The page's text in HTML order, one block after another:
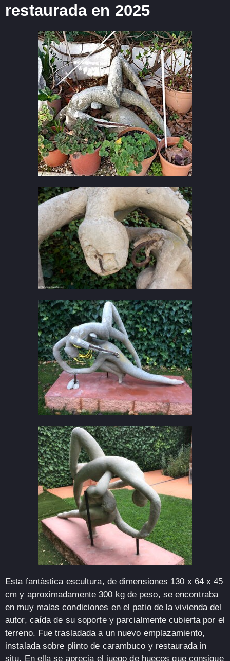
restaurada en 2025
Esta fantástica escultura, de dimensiones 130 x 64 x 45
cm y aproximadamente 300 kg de peso, se encontraba
en muy malas condiciones en el patio de la vivienda del
autor, caída de su soporte y parcialmente cubierta por el
terreno. Fue trasladada a un nuevo emplazamiento,
instalada sobre plinto de carambuco y restaurada in
situ. En ella se aprecia el juego de huecos que consigue